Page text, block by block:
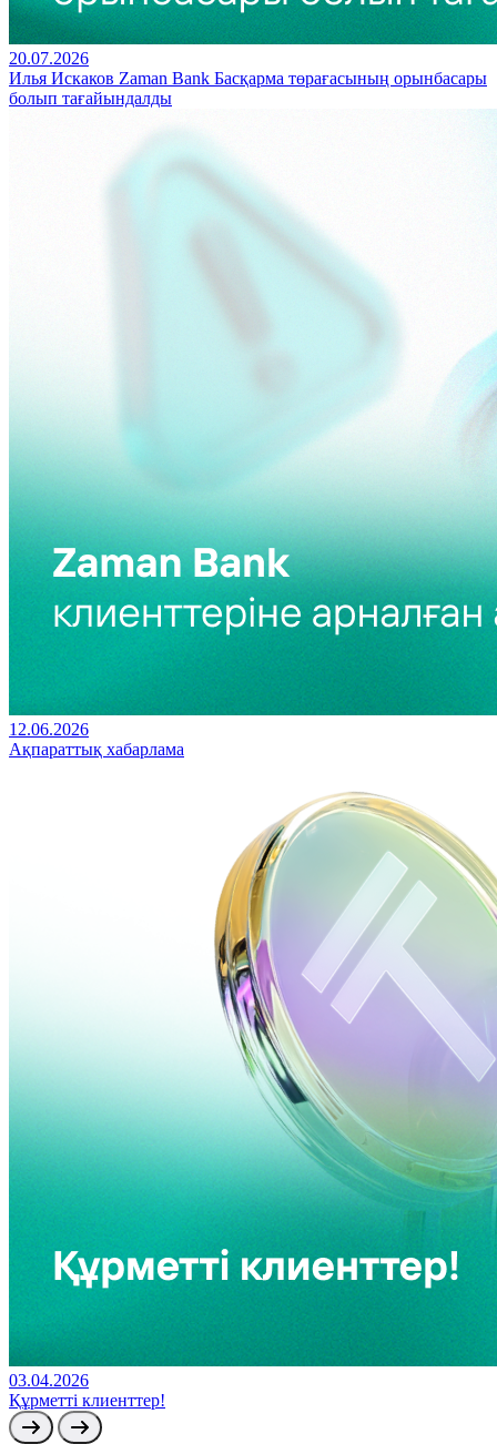
20.07.2026
Илья Искаков Zaman Bank Басқарма төрағасының орынбасары
болып тағайындалды
12.06.2026
Ақпараттық хабарлама
03.04.2026
Құрметті клиенттер!